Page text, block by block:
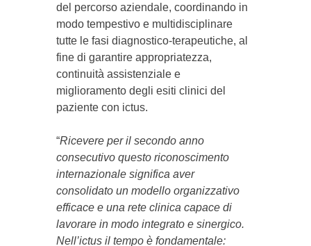
del percorso aziendale, coordinando in
modo tempestivo e multidisciplinare
tutte le fasi diagnostico-terapeutiche, al
fine di garantire appropriatezza,
continuità assistenziale e
miglioramento degli esiti clinici del
paziente con ictus.
“Ricevere per il secondo anno
consecutivo questo riconoscimento
internazionale significa aver
consolidato un modello organizzativo
efficace e una rete clinica capace di
lavorare in modo integrato e sinergico.
Nell’ictus il tempo è fondamentale: